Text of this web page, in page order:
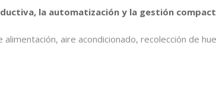
la automatización y la gestión
aire acondicionado, recolección de